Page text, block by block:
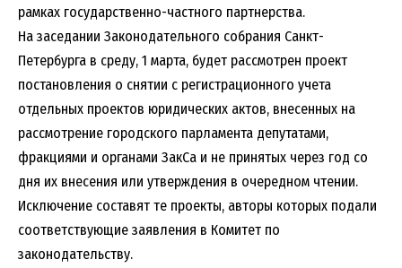
рамках государственно-частного партнерства.
На заседании Законодательного собрания Санкт-
Петербурга в среду, 1 марта, будет рассмотрен проект
постановления о снятии с регистрационного учета
отдельных проектов юридических актов, внесенных на
рассмотрение городского парламента депутатами,
фракциями и органами ЗакСа и не принятых через год со
дня их внесения или утверждения в очередном чтении.
Исключение составят те проекты, авторы которых подали
соответствующие заявления в Комитет по
законодательству.